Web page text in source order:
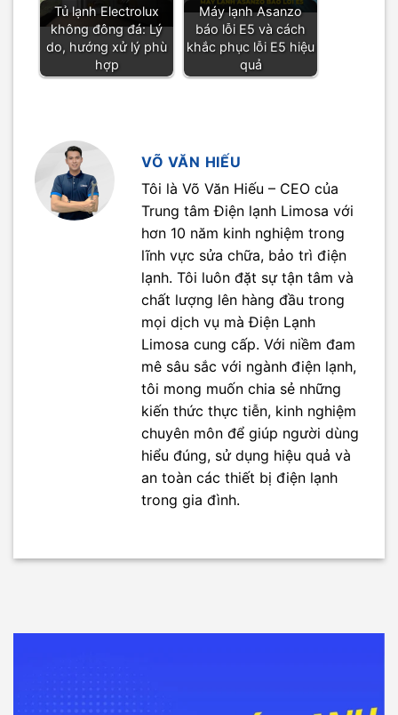
Tủ lạnh Electrolux
không đông đá: Lý
do, hướng xử lý phù
hợp
Máy lạnh Asanzo
báo lỗi E5 và cách
khắc phục lỗi E5 hiệu
quả
VÕ VĂN HIẾU
Tôi là Võ Văn Hiếu – CEO của
Trung tâm Điện lạnh Limosa với
hơn 10 năm kinh nghiệm trong
lĩnh vực sửa chữa, bảo trì điện
lạnh. Tôi luôn đặt sự tận tâm và
chất lượng lên hàng đầu trong
mọi dịch vụ mà Điện Lạnh
Limosa cung cấp. Với niềm đam
mê sâu sắc với ngành điện lạnh,
tôi mong muốn chia sẻ những
kiến thức thực tiễn, kinh nghiệm
chuyên môn để giúp người dùng
hiểu đúng, sử dụng hiệu quả và
an toàn các thiết bị điện lạnh
trong gia đình.